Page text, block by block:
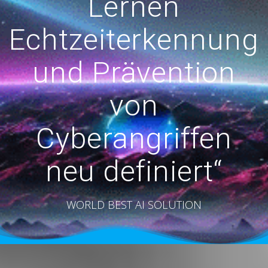
Echtzeiterkennung
und Prävention
von
Cyberangriffen
neu definiert“
WORLD BEST AI SOLUTION